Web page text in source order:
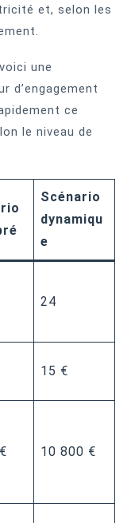
et, selon les
une
d’engagement
ce
le niveau de
Scénario
dynamiqu
e
24
15 €
10 800 €